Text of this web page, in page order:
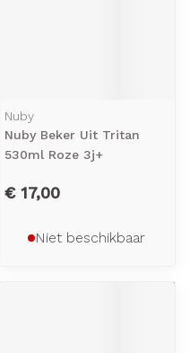
Nuby
Nuby Beker Uit Tritan
530ml Roze 3j+
€ 17,00
Niet beschikbaar